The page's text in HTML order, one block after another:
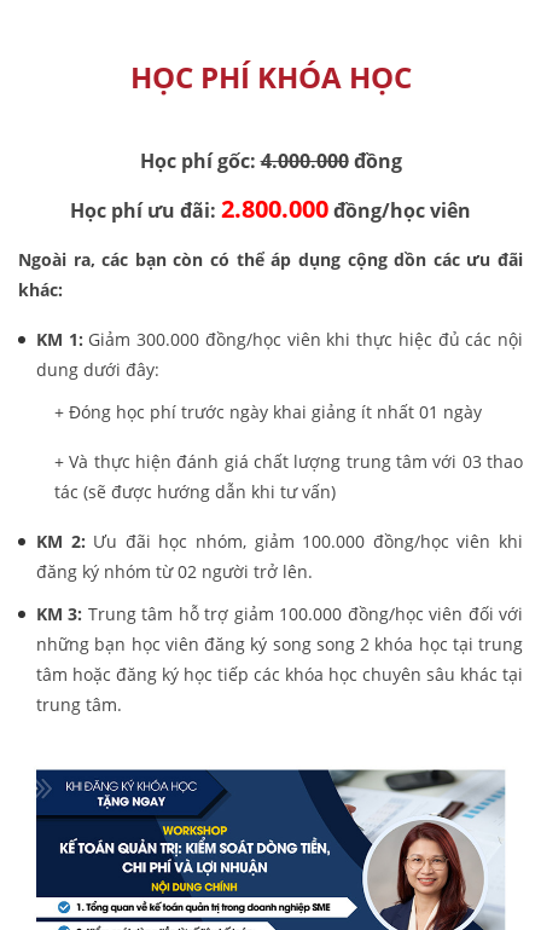
HỌC PHÍ KHÓA HỌC
Học phí gốc:4.000.000đồng
Học phí ưu đãi: 2.800.000đồng/học viên
Ngoài ra, các bạn còn có thể áp dụng cộng dồn các ưu đãi
khác:
KM 1: Giảm 300.000 đồng/học viên khi thực hiệc đủ các nội
dung dưới đây:
+ Đóng học phí trước ngày khai giảng ít nhất 01 ngày
+ Và thực hiện đánh giá chất lượng trung tâm với 03 thao
tác (sẽ được hướng dẫn khi tư vấn)
KM 2: Ưu đãi học nhóm, giảm 100.000 đồng/học viên khi
đăng ký nhóm từ 02 người trở lên.
KM 3: Trung tâm hỗ trợ giảm 100.000 đồng/học viên đối với
những bạn học viên đăng ký song song 2 khóa học tại trung
tâm hoặc đăng ký học tiếp các khóa học chuyên sâu khác tại
trung tâm.